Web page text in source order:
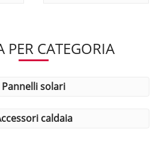
PER CATEGORIA
pannelli solari
accessori caldaia